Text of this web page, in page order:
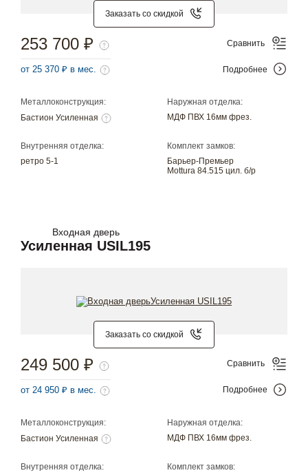
Заказать со скидкой
Металлоконструкция:
Бастион Усиленная
Наружная отделка:
МДФ ПВХ 16мм фрез.
Внутренняя отделка:
ретро 5-1
Комплект замков:
Барьер-Премьер
Mottura 84.515 цил. б/р
253 700 ₽
от 25 370 ₽ в мес.
Сравнить
Подробнее
Входная дверь
Усиленная USIL195
Заказать со скидкой
Металлоконструкция:
Бастион Усиленная
Наружная отделка:
МДФ ПВХ 16мм фрез.
Внутренняя отделка:
Комплект замков:
249 500 ₽
от 24 950 ₽ в мес.
Сравнить
Подробнее